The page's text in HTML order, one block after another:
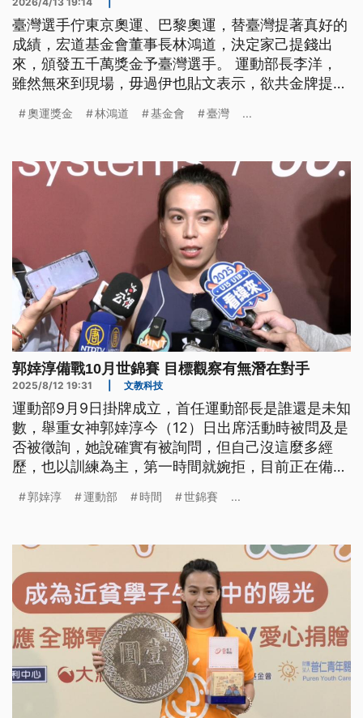
臺灣選手佇東京奧運、巴黎奧運，替臺灣提著真好的
成績，宏道基金會董事長林鴻道，決定家己提錢出
來，頒發五千萬獎金予臺灣選手。 運動部長李洋，
雖然無來到現場，毋過伊也貼文表示，欲共金牌提著
題、導言為台語文）
奧運獎金 林鴻道 基金會 臺灣 ...
郭婞淳備戰10月世錦賽 目標觀察有無潛在對手
2025/8/12 19:31 文教科技
運動部9月9日掛牌成立，首任運動部長是誰還是未知
數，舉重女神郭婞淳今（12）日出席活動時被問及是
否被徵詢，她說確實有被詢問，但自己沒這麼多經
歷，也以訓練為主，第一時間就婉拒，目前正在備戰
郭婞淳 運動部 時間 世錦賽 ...